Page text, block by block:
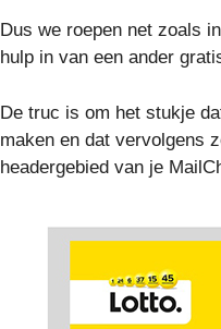
Dus we roepen net zoals
hulp in van een ander
De truc is om het stukje
maken en dat vervolgens
headergebied van je